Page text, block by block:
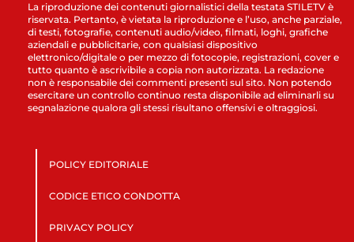
La riproduzione dei contenuti giornalistici della testata STILETV è
riservata. Pertanto, è vietata la riproduzione e l’uso, anche parziale,
di testi, fotografie, contenuti audio/video, filmati, loghi, grafiche
aziendali e pubblicitarie, con qualsiasi dispositivo
elettronico/digitale o per mezzo di fotocopie, registrazioni, cover e
tutto quanto è ascrivibile a copia non autorizzata. La redazione
non è responsabile dei commenti presenti sul sito. Non potendo
esercitare un controllo continuo resta disponibile ad eliminarli su
segnalazione qualora gli stessi risultano offensivi e oltraggiosi.
POLICY EDITORIALE
CODICE ETICO CONDOTTA
PRIVACY POLICY